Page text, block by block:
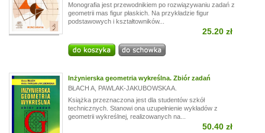
Monografia jest przewodnikiem po rozwiązywaniu zadań z
geometrii mas figur płaskich. Na przykładzie figur
podstawowych i kształtowników...
25.20 zł
Inżynierska geometria wykreślna. Zbiór zadań
BŁACH A, PAWLAK-JAKUBOWSKA A.
Książka przeznaczona jest dla studentów szkół
technicznych. Stanowi ona uzupełnienie wykładów z
geometrii wykreślnej, realizowanych na...
50.40 zł